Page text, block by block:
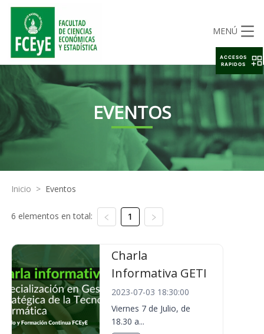
MENÚ
EVENTOS
Inicio > Eventos
6 elementos en total: 1
Charla
Informativa GETI
2023-07-03 18:30:00
Viernes 7 de Julio, de
18.30 a...
ACCESOS
RAPIDOS